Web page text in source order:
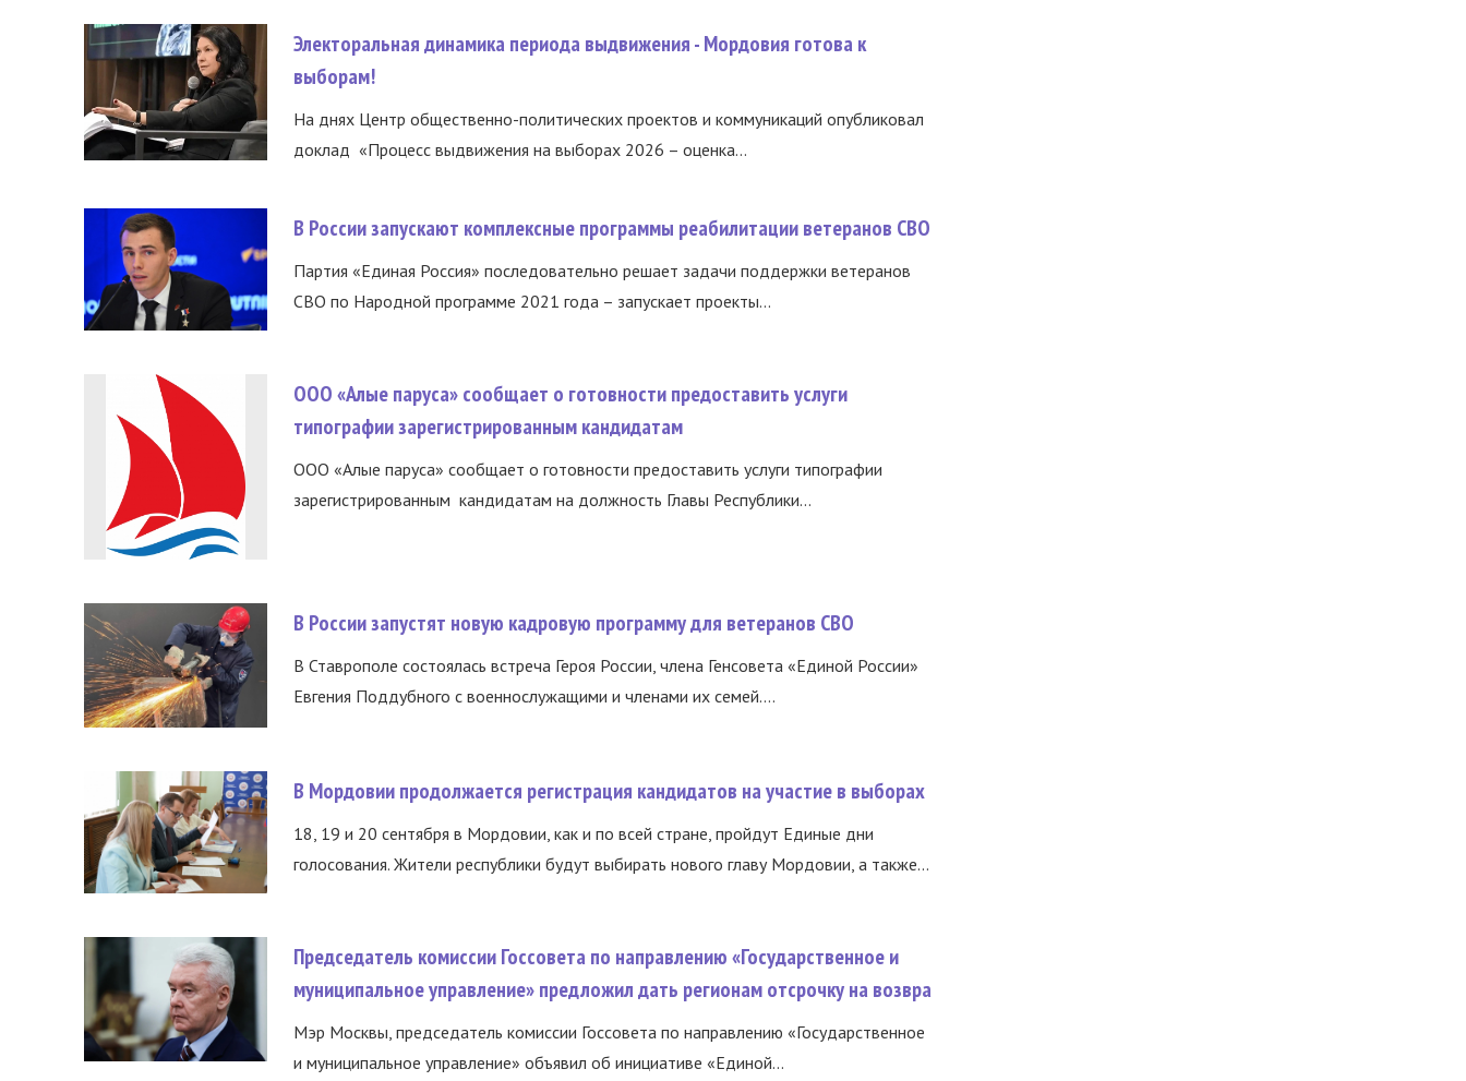
Электоральная динамика периода выдвижения - Мордовия готова к
выборам!
На днях Центр общественно-политических проектов и коммуникаций опубликовал
доклад «Процесс выдвижения на выборах 2026 – оценка...
В России запускают комплексные программы реабилитации ветеранов СВО
Партия «Единая Россия» последовательно решает задачи поддержки ветеранов
СВО по Народной программе 2021 года – запускает проекты...
ООО «Алые паруса» сообщает о готовности предоставить услуги
типографии зарегистрированным кандидатам
ООО «Алые паруса» сообщает о готовности предоставить услуги типографии
зарегистрированным кандидатам на должность Главы Республики...
В России запустят новую кадровую программу для ветеранов СВО
В Ставрополе состоялась встреча Героя России, члена Генсовета «Единой России»
Евгения Поддубного с военнослужащими и членами их семей....
В Мордовии продолжается регистрация кандидатов на участие в выборах
18, 19 и 20 сентября в Мордовии, как и по всей стране, пройдут Единые дни
голосования. Жители республики будут выбирать нового главу Мордовии, а также...
Председатель комиссии Госсовета по направлению «Государственное и
муниципальное управление» предложил дать регионам отсрочку на возвра
Мэр Москвы, председатель комиссии Госсовета по направлению «Государственное
и муниципальное управление» объявил об инициативе «Единой...